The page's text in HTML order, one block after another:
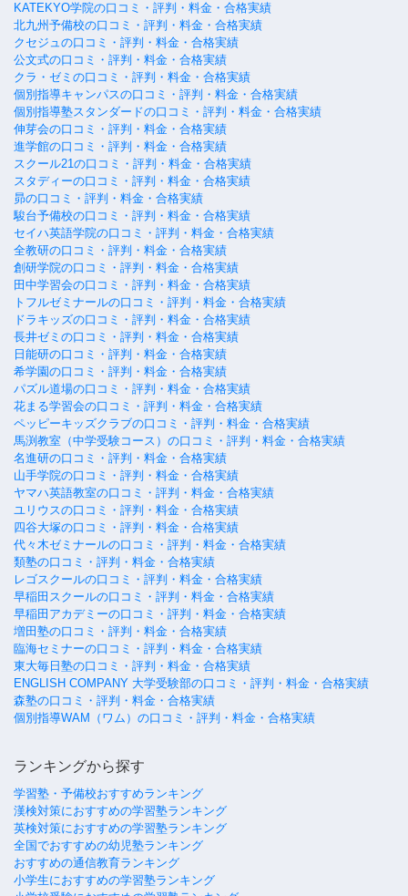
KATEKYO学院の口コミ・評判・料金・合格実績
北九州予備校の口コミ・評判・料金・合格実績
クセジュの口コミ・評判・料金・合格実績
公文式の口コミ・評判・料金・合格実績
クラ・ゼミの口コミ・評判・料金・合格実績
個別指導キャンパスの口コミ・評判・料金・合格実績
個別指導塾スタンダードの口コミ・評判・料金・合格実績
伸芽会の口コミ・評判・料金・合格実績
進学館の口コミ・評判・料金・合格実績
スクール21の口コミ・評判・料金・合格実績
スタディーの口コミ・評判・料金・合格実績
昴の口コミ・評判・料金・合格実績
駿台予備校の口コミ・評判・料金・合格実績
セイハ英語学院の口コミ・評判・料金・合格実績
全教研の口コミ・評判・料金・合格実績
創研学院の口コミ・評判・料金・合格実績
田中学習会の口コミ・評判・料金・合格実績
トフルゼミナールの口コミ・評判・料金・合格実績
ドラキッズの口コミ・評判・料金・合格実績
長井ゼミの口コミ・評判・料金・合格実績
日能研の口コミ・評判・料金・合格実績
希学園の口コミ・評判・料金・合格実績
パズル道場の口コミ・評判・料金・合格実績
花まる学習会の口コミ・評判・料金・合格実績
ペッピーキッズクラブの口コミ・評判・料金・合格実績
馬渕教室（中学受験コース）の口コミ・評判・料金・合格実績
名進研の口コミ・評判・料金・合格実績
山手学院の口コミ・評判・料金・合格実績
ヤマハ英語教室の口コミ・評判・料金・合格実績
ユリウスの口コミ・評判・料金・合格実績
四谷大塚の口コミ・評判・料金・合格実績
代々木ゼミナールの口コミ・評判・料金・合格実績
類塾の口コミ・評判・料金・合格実績
レゴスクールの口コミ・評判・料金・合格実績
早稲田スクールの口コミ・評判・料金・合格実績
早稲田アカデミーの口コミ・評判・料金・合格実績
増田塾の口コミ・評判・料金・合格実績
臨海セミナーの口コミ・評判・料金・合格実績
東大毎日塾の口コミ・評判・料金・合格実績
ENGLISH COMPANY 大学受験部の口コミ・評判・料金・合格実績
森塾の口コミ・評判・料金・合格実績
個別指導WAM（ワム）の口コミ・評判・料金・合格実績
ランキングから探す
学習塾・予備校おすすめランキング
漢検対策におすすめの学習塾ランキング
英検対策におすすめの学習塾ランキング
全国でおすすめの幼児塾ランキング
おすすめの通信教育ランキング
小学生におすすめの学習塾ランキング